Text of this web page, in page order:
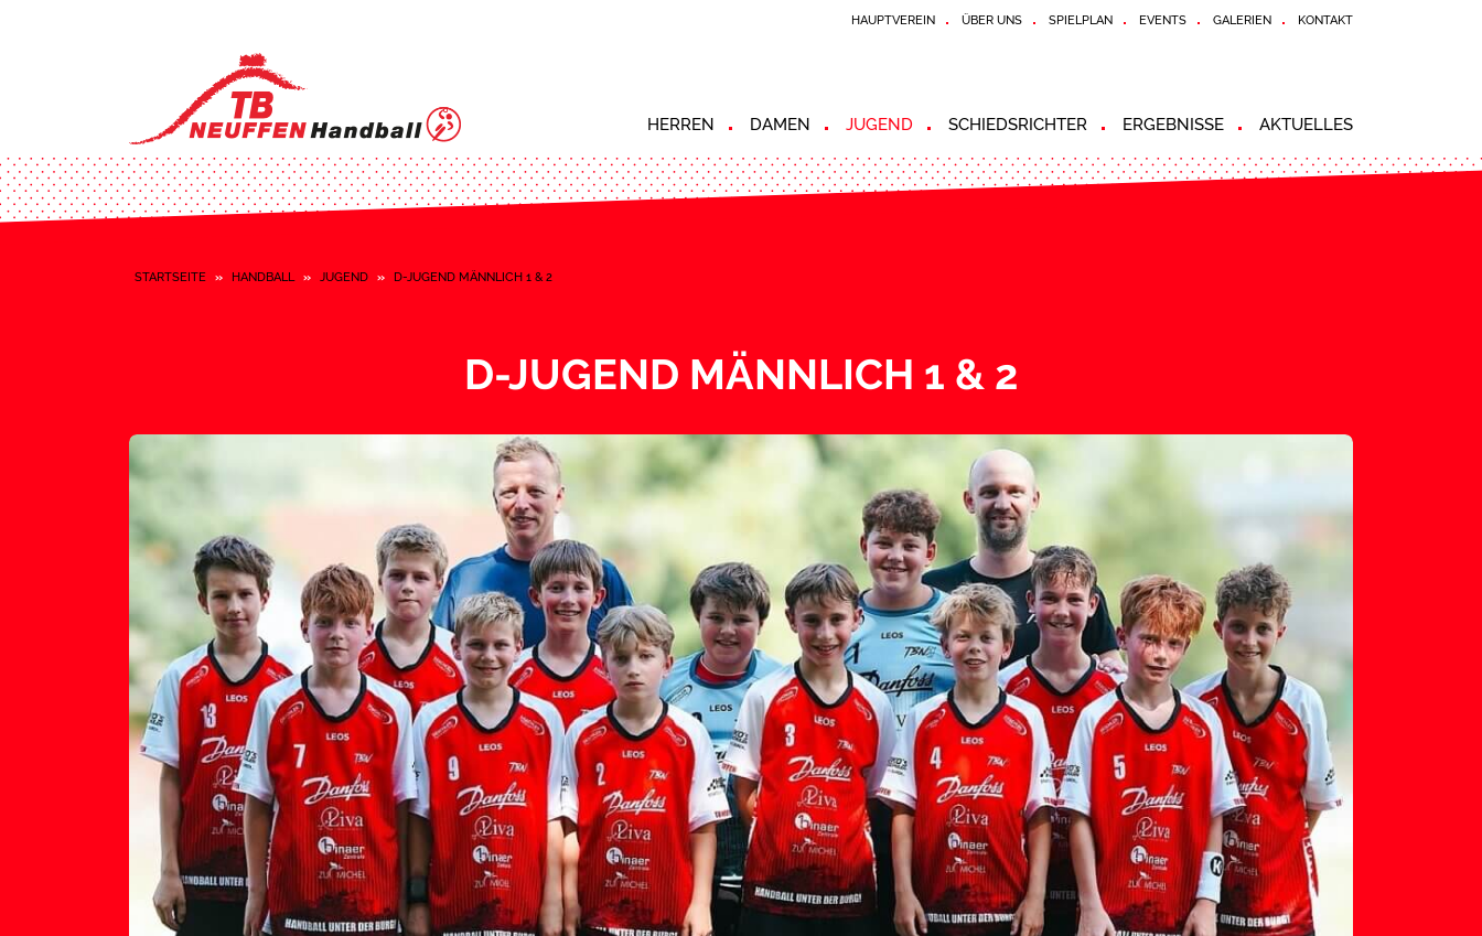
HAUPTVEREIN ÜBER UNS SPIELPLAN EVENTS GALERIEN KONTAKT
HERREN DAMEN JUGEND SCHIEDSRICHTER ERGEBNISSE AKTUELLES
STARTSEITE » HANDBALL » JUGEND » D-JUGEND MÄNNLICH 1 & 2
D-JUGEND MÄNNLICH 1 & 2